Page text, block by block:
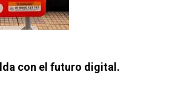
con el futuro digital.